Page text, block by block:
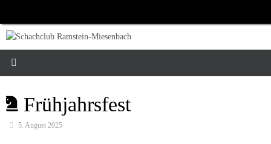
springen
Frühjahrsfest
5. August 2025